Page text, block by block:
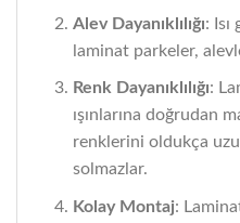
Alev Dayanıklılığı:
laminat parkeler,
Renk Dayanıklılığı:
ışınlarına doğrudan
renklerini oldukça
solmazlar.
Kolay Montaj: